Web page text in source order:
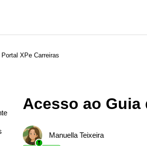
Portal XPe Carreiras
Acesso ao Guia
Manuella Teixeira